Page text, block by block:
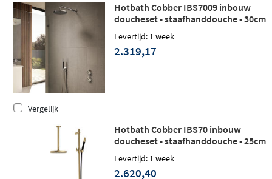
Hotbath Cobber IBS7009 inbouw
doucheset - staafhanddouche - 30cm
wandhouder - geborsteld messing
Levertijd: 1 week
2.319,17
Vergelijk
Hotbath Cobber IBS70 inbouw
doucheset - staafhanddouche - 25cm
glijstang - geborsteld messing
Levertijd: 1 week
2.620,40